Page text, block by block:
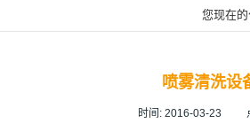
您现在的
喷雾清洗设
时间: 2016-03-23